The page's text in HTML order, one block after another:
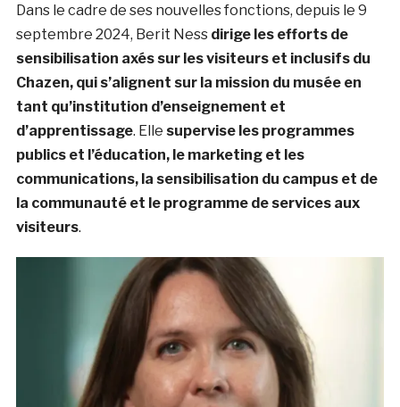
Dans le cadre de ses nouvelles fonctions, depuis le 9
septembre 2024, Berit Ness dirige les efforts de
sensibilisation axés sur les visiteurs et inclusifs du
Chazen, qui s’alignent sur la mission du musée en
tant qu’institution d’enseignement et
d’apprentissage. Elle supervise les programmes
publics et l’éducation, le marketing et les
communications, la sensibilisation du campus et de
la communauté et le programme de services aux
visiteurs.